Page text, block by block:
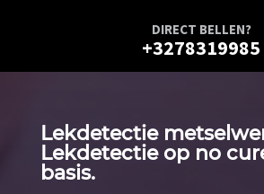
DIRECT BELLEN?
+3278319985
Lekdetectie
Lekdetectie op no
basis.